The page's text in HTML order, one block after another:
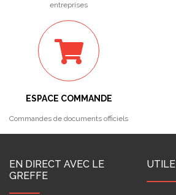
entreprises
ESPACE COMMANDE
Commandes de documents officiels
EN DIRECT AVEC LE
GREFFE
UTILE